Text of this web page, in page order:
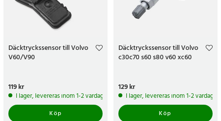
Däcktryckssensor till Volvo
V60/V90
Pris:119 kr
119 kr
I lager, levereras inom 1-2 vardagar
Köp
Däcktryckssensor till Volvo
c30c70 s60 s80 v60 xc60
Pris:129 kr
129 kr
I lager, levereras inom 1-2 vardagar
Köp